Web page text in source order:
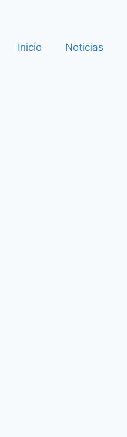
Inicio Noticias